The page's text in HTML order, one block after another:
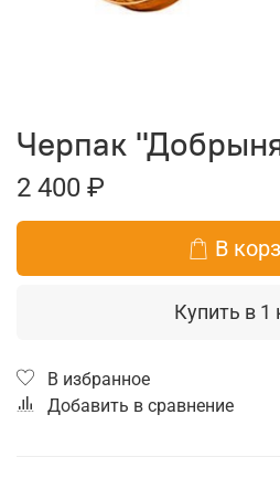
Черпак
2 400 ₽
В
Купить в 1
В избранное
Добавить в сравнение